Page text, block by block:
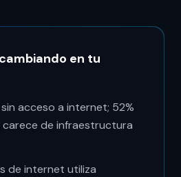
en tu
acceso a internet; 52%
carece de infraestructura
de internet utiliza